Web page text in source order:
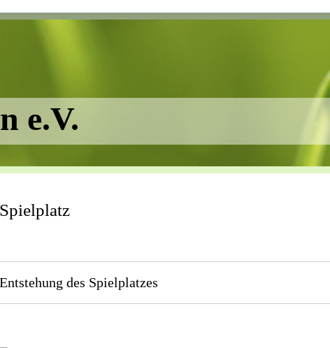
e.V.
Spielplatz
Entstehung des Spielplatzes